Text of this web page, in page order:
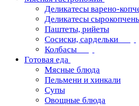
Деликатесы варено-
Деликатесы
Паштеты, рийеты
Сосиски, сардельки
Колбасы
Готовая еда
Мясные блюда
Пельмени и хинкали
Супы
Овощные блюда